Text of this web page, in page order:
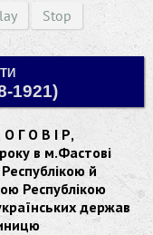
Stop
1921)
Г О В І Р,
в м.Фастові
й
Республікою
держав